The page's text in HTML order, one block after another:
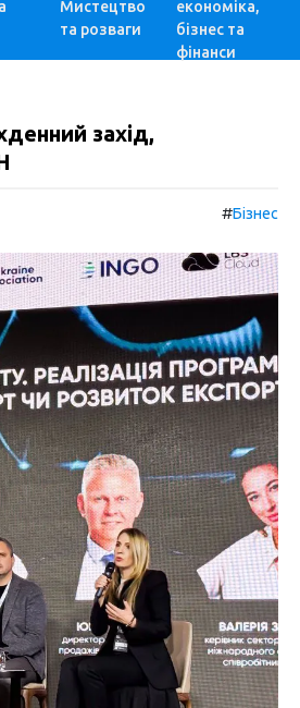
Мистецтво
та розваги
економіка,
бізнес та
фінанси
захід,
#Бізнес